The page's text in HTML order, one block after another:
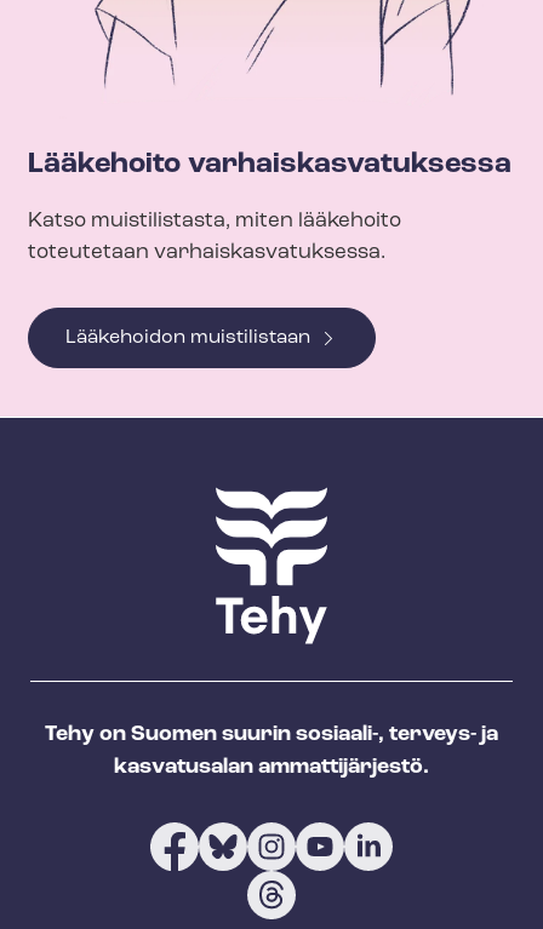
Lääkehoito var­hais­kas­va­tuk­ses­sa
Katso muistilistasta, miten lääkehoito
toteutetaan var­hais­kas­va­tuk­ses­sa.
Lääkehoidon muistilistaan
Tehy on Suomen suurin sosiaali-, terveys- ja
kasvatusalan ammattijärjestö.